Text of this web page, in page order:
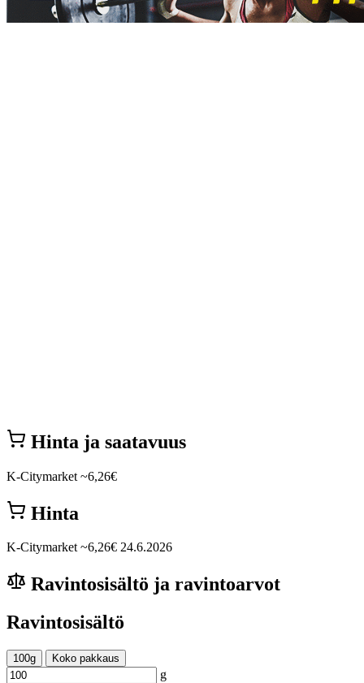
Hinta ja saatavuus
K-Citymarket ~6,26€
Hinta
K-Citymarket ~6,26€ 24.6.2026
Ravintosisältö ja ravintoarvot
Ravintosisältö
100g Koko pakkaus
g